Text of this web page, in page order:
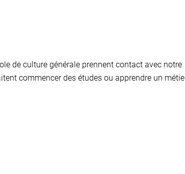
de culture générale prennent contact avec notre
commencer des études ou apprendre un